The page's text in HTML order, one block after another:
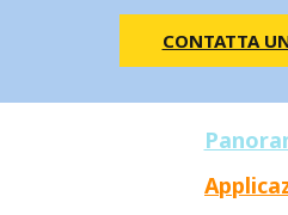
CONTATTA